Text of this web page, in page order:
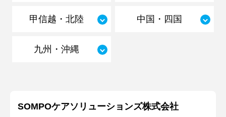
甲信越・北陸 中国・四国
九州・沖縄
SOMPOケアソリューションズ株式会社